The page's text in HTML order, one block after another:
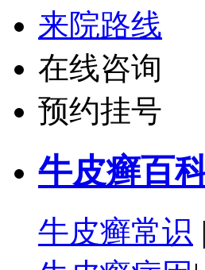
来院路线
在线咨询
预约挂号
牛皮癣百
牛皮癣常识 |